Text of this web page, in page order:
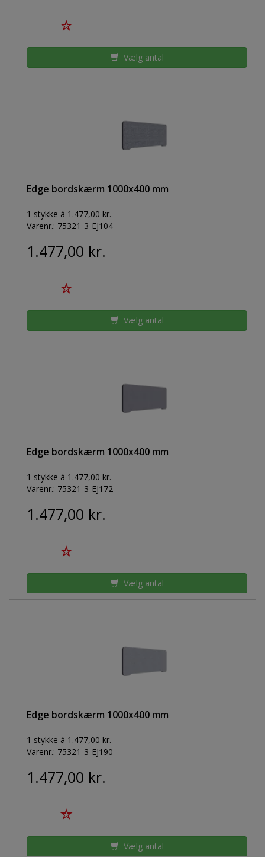
Vælg antal
Edge bordskærm 1000x400 mm
1 stykke á 1.477,00 kr.
Varenr.: 75321-3-EJ104
1.477,00 kr.
Vælg antal
Edge bordskærm 1000x400 mm
1 stykke á 1.477,00 kr.
Varenr.: 75321-3-EJ172
1.477,00 kr.
Vælg antal
Edge bordskærm 1000x400 mm
1 stykke á 1.477,00 kr.
Varenr.: 75321-3-EJ190
1.477,00 kr.
Vælg antal